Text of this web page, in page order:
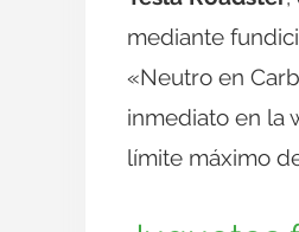
mediante
«Neutro en
inmediato en la
límite máximo